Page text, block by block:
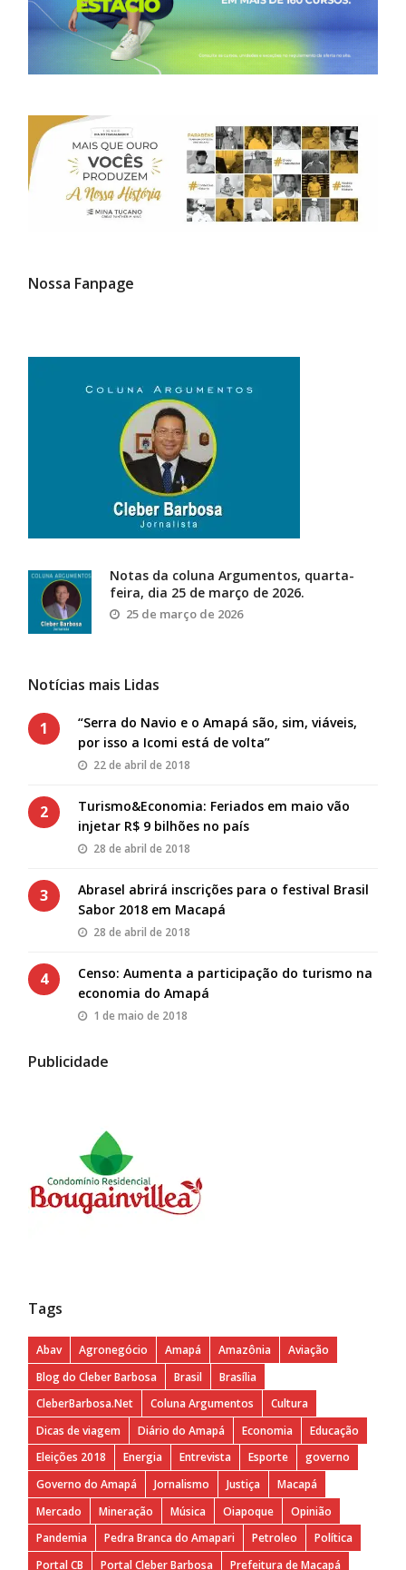
Nossa Fanpage
Notas da coluna Argumentos, quarta-
feira, dia 25 de março de 2026.
25 de março de 2026
Notícias mais Lidas
1
“Serra do Navio e o Amapá são, sim, viáveis,
por isso a Icomi está de volta”
22 de abril de 2018
2
Turismo&Economia: Feriados em maio vão
injetar R$ 9 bilhões no país
28 de abril de 2018
3
Abrasel abrirá inscrições para o festival Brasil
Sabor 2018 em Macapá
28 de abril de 2018
4
Censo: Aumenta a participação do turismo na
economia do Amapá
1 de maio de 2018
Publicidade
Tags
Abav Agronegócio Amapá Amazônia
Aviação
Blog do Cleber Barbosa
Brasil
Brasília
CleberBarbosa.Net
Coluna Argumentos
Cultura
Dicas de viagem
Diário do Amapá Economia
Educação
Eleições 2018
Energia Entrevista Esporte
governo
Governo do Amapá
Jornalismo Justiça
Macapá
Mercado
Mineração Música Oiapoque
Opinião
Pandemia
Pedra Branca do Amapari Petroleo
Política
Portal CB
Portal Cleber Barbosa
Prefeitura de Macapá